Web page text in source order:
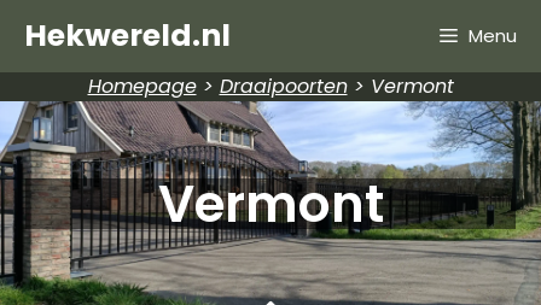
Hekwereld.nl Menu
Homepage> Draaipoorten> Vermont
Vermont